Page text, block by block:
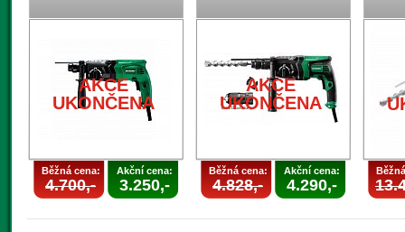
AKCE
UKONČENA
Běžná cena:
4.700,-
Akční cena:
3.250,-
AKCE
UKONČENA
Běžná cena:
4.828,-
Akční cena:
4.290,-